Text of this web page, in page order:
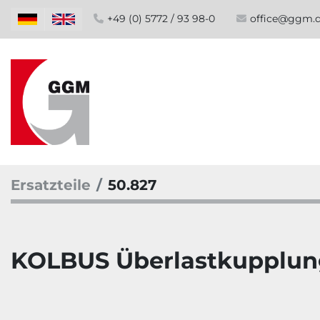
+49 (0) 5772 / 93 98-0
Ersatzteile 50.827
KOLBUS